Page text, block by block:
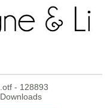
.otf - 128893
Downloads